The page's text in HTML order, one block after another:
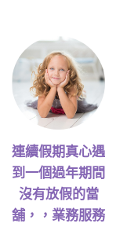
連續假期真心遇
到一個過年期間
沒有放假的當
舖，，業務服務